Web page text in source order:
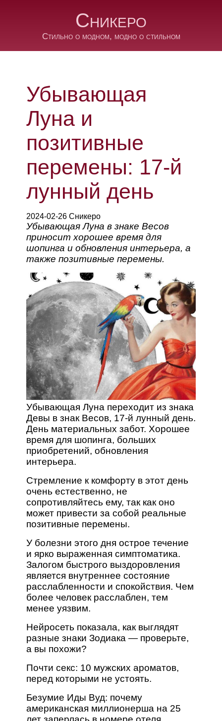
Сникеро
Стильно о модном, модно о стильном
Убывающая
Луна и
позитивные
перемены: 17-й
лунный день
2024-02-26 Сникеро
Убывающая Луна в знаке Весов
приносит хорошее время для
шопинга и обновления интерьера, а
также позитивные перемены.
Убывающая Луна переходит из знака
Девы в знак Весов, 17-й лунный день.
День материальных забот. Хорошее
время для шопинга, больших
приобретений, обновления
интерьера.
Стремление к комфорту в этот день
очень естественно, не
сопротивляйтесь ему, так как оно
может привести за собой реальные
позитивные перемены.
У болезни этого дня острое течение
и ярко выраженная симптоматика.
Залогом быстрого выздоровления
является внутреннее состояние
расслабленности и спокойствия. Чем
более человек расслаблен, тем
менее уязвим.
Нейросеть показала, как выглядят
разные знаки Зодиака — проверьте,
а вы похожи?
Почти секс: 10 мужских ароматов,
перед которыми не устоять.
Безумие Иды Вуд: почему
американская миллионерша на 25